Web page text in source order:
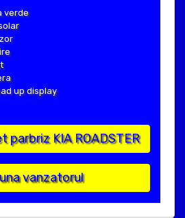
verde
up display
parbriz KIA ROADSTER
vanzatorul